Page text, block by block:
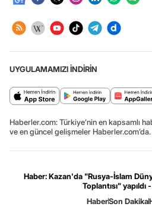
UYGULAMAMIZI İNDİRİN
Haberler.com: Türkiye’nin en kapsamlı
ve en güncel gelişmeler Haberler.com’da.
Haber: Kazan'da "Rusya-İslam
Toplantısı" yapıldı
HaberSon Dakika